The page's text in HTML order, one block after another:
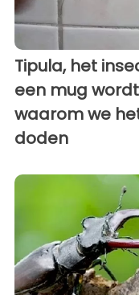
Tipula, het
een mug
waarom we
doden